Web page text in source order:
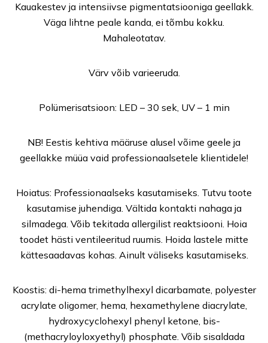
Kauakestev ja intensiivse pigmentatsiooniga geellakk.
Väga lihtne peale kanda, ei tõmbu kokku.
Mahaleotatav.
Värv võib varieeruda.
Polümerisatsioon: LED – 30 sek, UV – 1 min
NB! Eestis kehtiva määruse alusel võime geele ja
geellakke müüa vaid professionaalsetele klientidele!
Hoiatus: Professionaalseks kasutamiseks. Tutvu toote
kasutamise juhendiga. Vältida kontakti nahaga ja
silmadega. Võib tekitada allergilist reaktsiooni. Hoia
toodet hästi ventileeritud ruumis. Hoida lastele mitte
kättesaadavas kohas. Ainult väliseks kasutamiseks.
Koostis: di-hema trimethylhexyl dicarbamate, polyester
acrylate oligomer, hema, hexamethylene diacrylate,
hydroxycyclohexyl phenyl ketone, bis-
(methacryloyloxyethyl) phosphate. Võib sisaldada